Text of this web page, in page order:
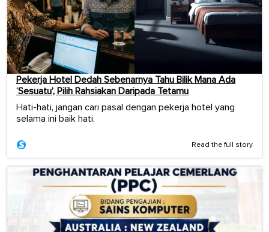
Pekerja Hotel Dedah Sebenarnya Tahu Bilik Mana Ada
‘Sesuatu’, Pilih Rahsiakan Daripada Tetamu
Hati-hati, jangan cari pasal dengan pekerja hotel yang
selama ini baik hati.
Read the full story